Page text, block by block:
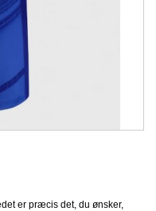
er præcis det, du ønsker,